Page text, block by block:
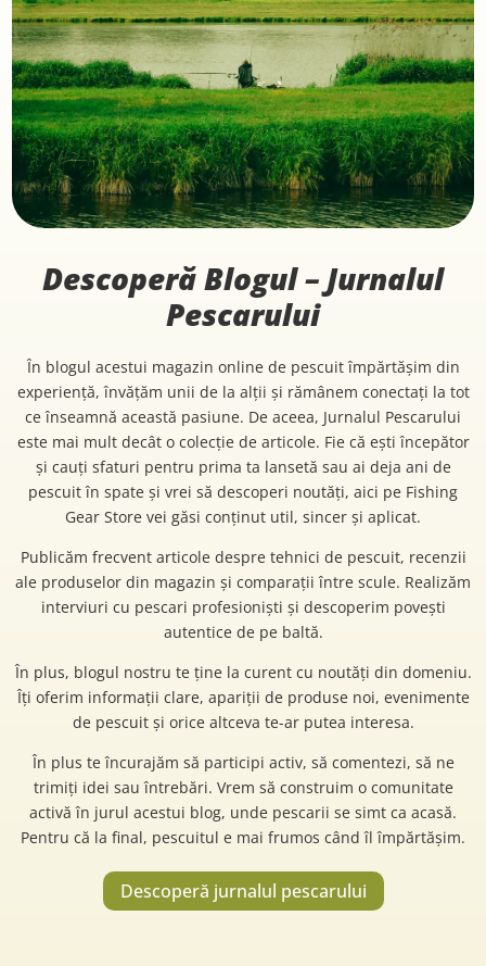
Descoperă Blogul – Jurnalul
Pescarului
În blogul acestui magazin online de pescuit împărtășim din
experiență, învățăm unii de la alții și rămânem conectați la tot
ce înseamnă această pasiune. De aceea, Jurnalul Pescarului
este mai mult decât o colecție de articole. Fie că ești începător
și cauți sfaturi pentru prima ta lansetă sau ai deja ani de
pescuit în spate și vrei să descoperi noutăți, aici pe Fishing
Gear Store vei găsi conținut util, sincer și aplicat.
Publicăm frecvent articole despre tehnici de pescuit, recenzii
ale produselor din magazin și comparații între scule. Realizăm
interviuri cu pescari profesioniști și descoperim povești
autentice de pe baltă.
În plus, blogul nostru te ține la curent cu noutăți din domeniu.
Îți oferim informații clare, apariții de produse noi, evenimente
de pescuit și orice altceva te-ar putea interesa.
În plus te încurajăm să participi activ, să comentezi, să ne
trimiți idei sau întrebări. Vrem să construim o comunitate
activă în jurul acestui blog, unde pescarii se simt ca acasă.
Pentru că la final, pescuitul e mai frumos când îl împărtășim.
Descoperă jurnalul pescarului